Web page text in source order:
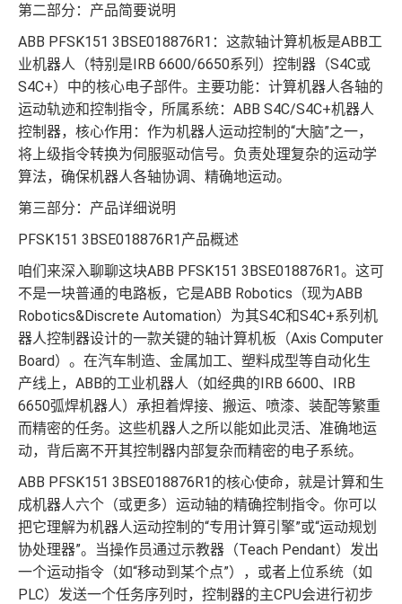
第二部分：产品简要说明
ABB PFSK151 3BSE018876R1：这款轴计算机板是ABB工
业机器人（特别是IRB 6600/6650系列）控制器（S4C或
S4C+）中的核心电子部件。主要功能：计算机器人各轴的
运动轨迹和控制指令，所属系统：ABB S4C/S4C+机器人
控制器，核心作用：作为机器人运动控制的“大脑”之一，
将上级指令转换为伺服驱动信号。负责处理复杂的运动学
算法，确保机器人各轴协调、精确地运动。
第三部分：产品详细说明
PFSK151 3BSE018876R1产品概述
咱们来深入聊聊这块ABB PFSK151 3BSE018876R1。这可
不是一块普通的电路板，它是ABB Robotics（现为ABB
Robotics&Discrete Automation）为其S4C和S4C+系列机
器人控制器设计的一款关键的轴计算机板（Axis Computer
Board）。在汽车制造、金属加工、塑料成型等自动化生
产线上，ABB的工业机器人（如经典的IRB 6600、IRB
6650弧焊机器人）承担着焊接、搬运、喷漆、装配等繁重
而精密的任务。这些机器人之所以能如此灵活、准确地运
动，背后离不开其控制器内部复杂而精密的电子系统。
ABB PFSK151 3BSE018876R1的核心使命，就是计算和生
成机器人六个（或更多）运动轴的精确控制指令。你可以
把它理解为机器人运动控制的“专用计算引擎”或“运动规划
协处理器”。当操作员通过示教器（Teach Pendant）发出
一个运动指令（如“移动到某个点”），或者上位系统（如
PLC）发送一个任务序列时，控制器的主CPU会进行初步